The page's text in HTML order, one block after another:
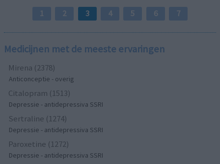
1 2 3 4 5 6 7
Medicijnen met de meeste ervaringen
Mirena (2378)
Anticonceptie - overig
Citalopram (1513)
Depressie - antidepressiva SSRI
Sertraline (1274)
Depressie - antidepressiva SSRI
Paroxetine (1272)
Depressie - antidepressiva SSRI